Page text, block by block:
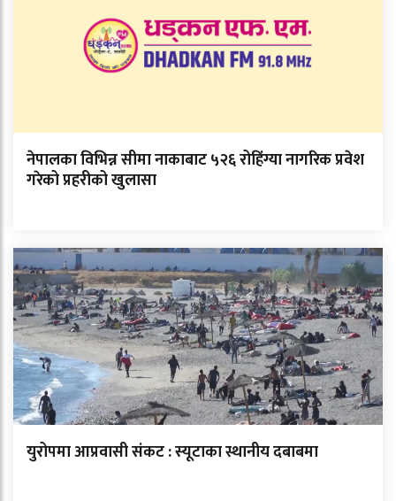
नेपालका विभिन्न सीमा नाकाबाट ५२६ रोहिंग्या नागरिक प्रवेश
गरेको प्रहरीको खुलासा
युरोपमा आप्रवासी संकट : स्यूटाका स्थानीय दबाबमा